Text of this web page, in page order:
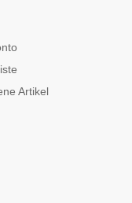
Artikel